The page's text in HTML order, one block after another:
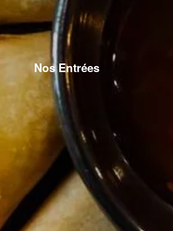
Nos Entrées